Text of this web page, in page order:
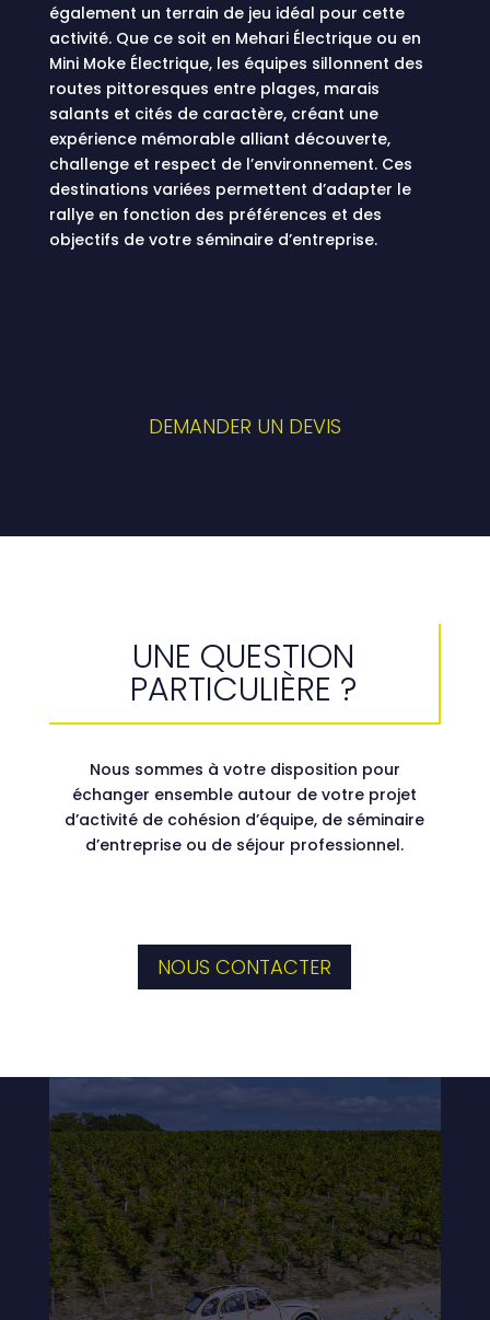
également un terrain de jeu idéal pour cette
activité. Que ce soit en Mehari Électrique ou en
Mini Moke Électrique, les équipes sillonnent des
routes pittoresques entre plages, marais
salants et cités de caractère, créant une
expérience mémorable alliant découverte,
challenge et respect de l’environnement. Ces
destinations variées permettent d’adapter le
rallye en fonction des préférences et des
objectifs de votre séminaire d’entreprise.
DEMANDER UN DEVIS
UNE QUESTION
PARTICULIÈRE ?
Nous sommes à votre disposition pour
échanger ensemble autour de votre projet
d’activité de cohésion d’équipe, de séminaire
d’entreprise ou de séjour professionnel.
NOUS CONTACTER